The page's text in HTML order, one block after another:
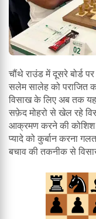
चौंथे राउंड में दूसरे बोर्ड
सलेम सालेह को पराजित
विसाख के लिए अब तक यह
सफ़ेद मोहरो से खेल रहे
आक्रमण करने की
प्यादे को कुर्बान करना
बचाव की तकनीक से